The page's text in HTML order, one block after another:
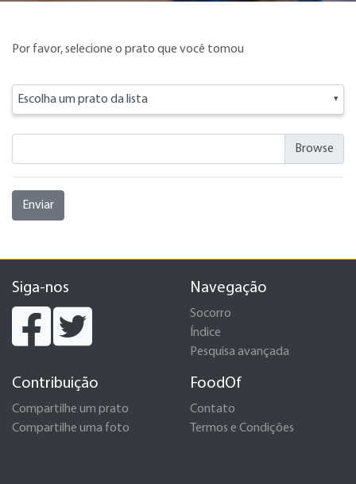
Por favor, selecione o prato que você tomou
Escolha um prato da lista ▾
Enviar
Siga-nos Navegação
Socorro
Índice
Pesquisa avançada
Contribuição
Compartilhe um prato
Compartilhe uma foto
FoodOf
Contato
Termos e Condições